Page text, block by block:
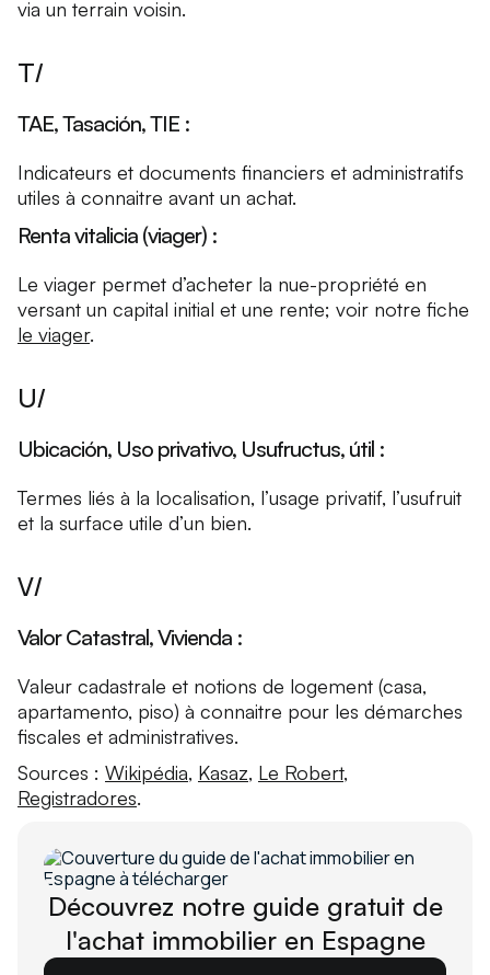
via un terrain voisin.
T/
TAE, Tasación, TIE :
Indicateurs et documents financiers et administratifs
utiles à connaitre avant un achat.
Renta vitalicia (viager) :
Le viager permet d’acheter la nue-propriété en
versant un capital initial et une rente; voir notre fiche
le viager.
U/
Ubicación, Uso privativo, Usufructus, útil :
Termes liés à la localisation, l’usage privatif, l’usufruit
et la surface utile d’un bien.
V/
Valor Catastral, Vivienda :
Valeur cadastrale et notions de logement (casa,
apartamento, piso) à connaitre pour les démarches
fiscales et administratives.
Sources : Wikipédia, Kasaz, Le Robert,
Registradores.
Découvrez notre guide gratuit de
l'achat immobilier en Espagne